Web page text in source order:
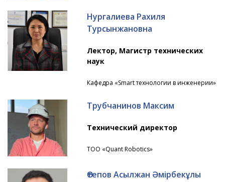
Нургалиева Рахиля
Турсынжановна
Лектор, Магистр технических
наук
Кафедра «Smart технологии в инженерии»
Трубчанинов Максим
Технический директор
ТОО «Quant Robotics»
Өтепов Асылжан Әмірбекұлы